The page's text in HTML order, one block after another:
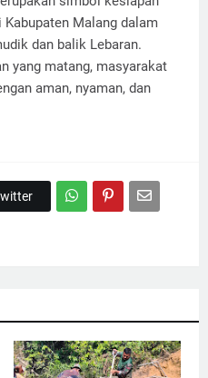
Malang dalam
dan balik Lebaran.
yang matang, masyarakat
aman, nyaman, dan